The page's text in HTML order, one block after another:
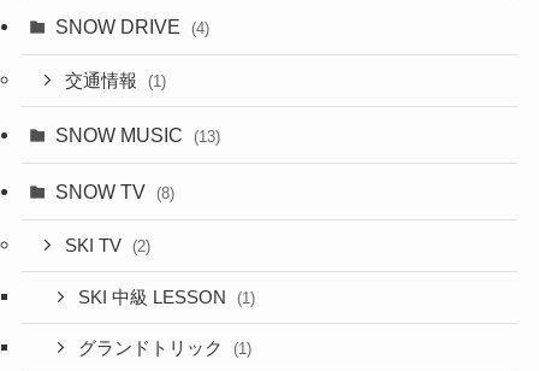
SNOW DRIVE (4)
交通情報 (1)
SNOW MUSIC (13)
SNOW TV (8)
SKI TV (2)
SKI 中級 LESSON (1)
グランドトリック (1)